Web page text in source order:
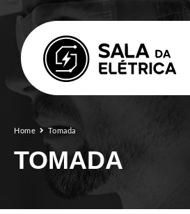
Home Tomada
TOMADA